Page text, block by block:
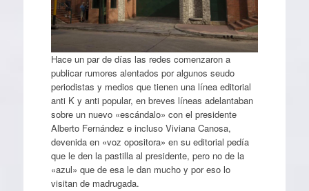
Hace un par de días las redes comenzaron a
publicar rumores alentados por algunos seudo
periodistas y medios que tienen una línea editorial
anti K y anti popular, en breves líneas adelantaban
sobre un nuevo «escándalo» con el presidente
Alberto Fernández e incluso Viviana Canosa,
devenida en «voz opositora» en su editorial pedía
que le den la pastilla al presidente, pero no de la
«azul» que de esa le dan mucho y por eso lo
visitan de madrugada.